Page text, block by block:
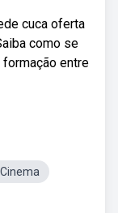
cuca oferta
como se
entre